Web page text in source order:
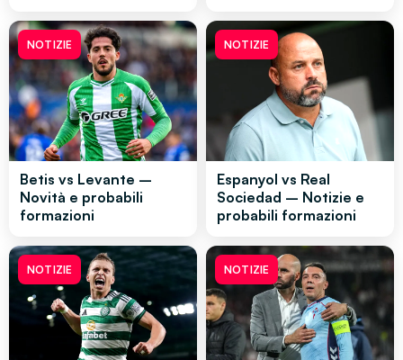
NOTIZIE
Betis vs Levante –
Novità e probabili
formazioni
NOTIZIE
Espanyol vs Real
Sociedad – Notizie e
probabili formazioni
NOTIZIE NOTIZIE